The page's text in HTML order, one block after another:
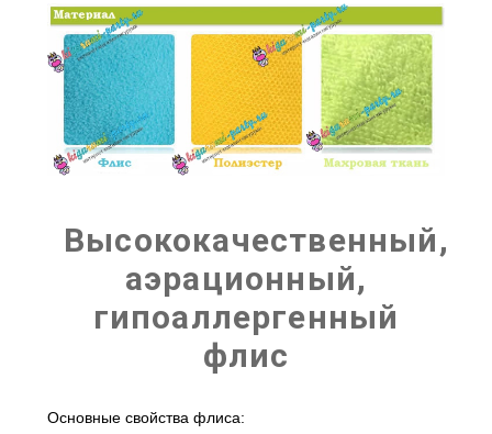
Высококачественный,
аэрационный,
гипоаллергенный
флис
Основные свойства флиса: